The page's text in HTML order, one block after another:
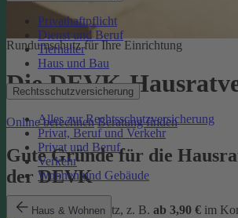
Privathaftpflicht
Dienst und Beruf
Tierhalter
Haus und Bau
Rechtsschutzversicherung
Alles zur Rechtsschutzversicherung
Privat, Beruf und Verkehr
Privat und Beruf
Verkehr
Wohnen und Gebäude
Haus & Wohnen
Rundumschutz für Ihre Einrichtung
Die DEVK-
Online berechnen Beratung finden
Gute Gründe für die
der DEVK
günstiger Schutz, z. B. ab 3,90 € im